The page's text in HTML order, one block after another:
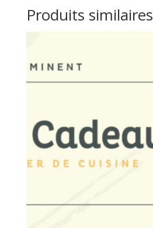
USA:
Ticket
Produits similaires